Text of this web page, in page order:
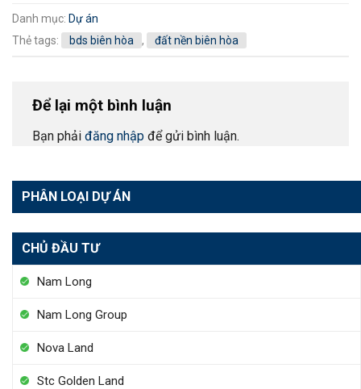
PHÂN LOẠI DỰ ÁN
CHỦ ĐẦU TƯ
Nam Long
Nam Long Group
Nova Land
Stc Golden Land
Danh mục: Dự án
Thẻ tags:
bds biên hòa , đất nền biên hòa
Để lại một bình luận
Bạn phải đăng nhập để gửi bình luận.